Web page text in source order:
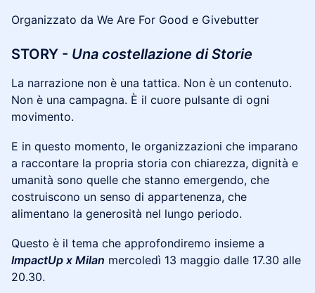
​Organizzato da We Are For Good e Givebutter
STORY - Una costellazione di Storie​
La narrazione non è una tattica. Non è un contenuto.
Non è una campagna. È il cuore pulsante di ogni
movimento.
E in questo momento, le organizzazioni che imparano
a raccontare la propria storia con chiarezza, dignità e
umanità sono quelle che stanno emergendo, che
costruiscono un senso di appartenenza, che
alimentano la generosità nel lungo periodo.
Questo è il tema che approfondiremo insieme a
ImpactUp x Milan mercoledì 13 maggio dalle 17.30 alle
20.30.